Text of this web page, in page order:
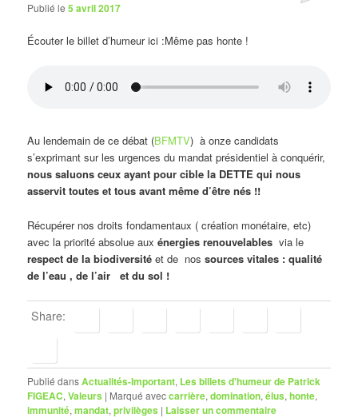
Publié le5 avril 2017
Écouter le billet d’humeur ici :Même pas honte !
Au lendemain de ce débat (BFMTV) à onze candidats
s’exprimant sur les urgences du mandat présidentiel à conquérir,
nous saluons ceux ayant pour cible la DETTE qui nous
asservit toutes et tous avant même d’être nés !!
Récupérer nos droits fondamentaux ( création monétaire, etc)
avec la priorité absolue auxénergies renouvelables via le
respect de la biodiversité et de nos sources vitales : qualité
de l’eau , de l’air et du sol !
Share:
Publié dansActualités-Important, Les billets d'humeur de Patrick
FIGEAC,Valeurs | Marqué aveccarrière,domination,élus,honte,
immunité,mandat,privilèges | Laisser un commentaire